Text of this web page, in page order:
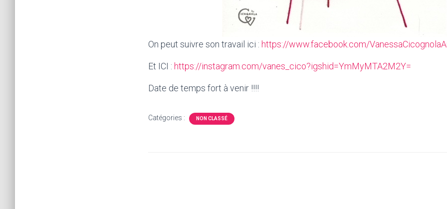
On peut suivre son travail ici : https://www.facebook.com/
Et ICI : https://instagram.com/vanes_cico?igshid=YmMyMTA2M2Y=
Date de temps fort à venir !!!!
Catégories : NON CLASSÉ